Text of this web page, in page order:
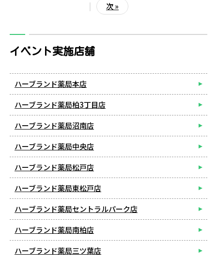
次 »
イベント実施店舗
ハーブランド薬局本店
ハーブランド薬局柏3丁目店
ハーブランド薬局沼南店
ハーブランド薬局中央店
ハーブランド薬局松戸店
ハーブランド薬局東松戸店
ハーブランド薬局セントラルパーク店
ハーブランド薬局南柏店
ハーブランド薬局三ツ葉店